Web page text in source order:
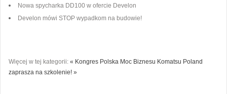
Nowa spycharka DD100 w ofercie Develon
Develon mówi STOP wypadkom na budowie!
Więcej w tej kategorii: « Kongres Polska Moc Biznesu Komatsu Poland
zaprasza na szkolenie! »